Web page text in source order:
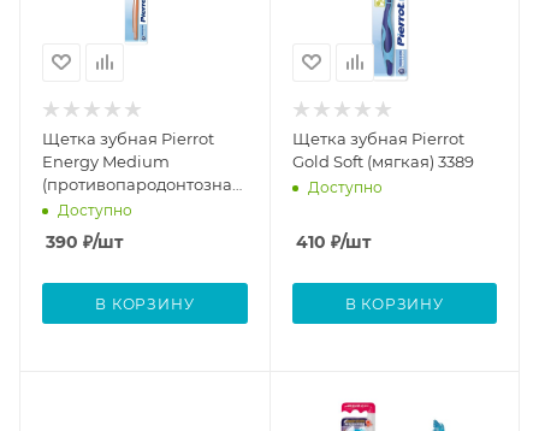
Щетка зубная Pierrot
Energy Medium
(противопародонтозная)
2719Доступно
390 ₽/шт
В КОРЗИНУ
Щетка зубная Pierrot
Gold Soft (мягкая) 3389
Доступно
410 ₽/шт
В КОРЗИНУ